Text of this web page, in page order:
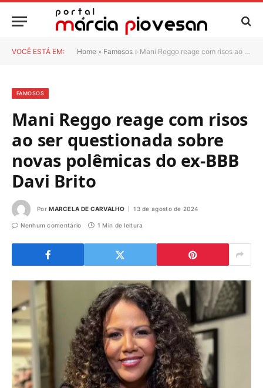
VOCÊ ESTÁ EM: Home » Famosos » Mani Reggo reage com risos ao ser questionada sobre novas polêmicas do ex-BBB Davi Brito
FAMOSOS
Mani Reggo reage com risos
ao ser questionada sobre
novas polêmicas do ex-BBB
Davi Brito
Por MARCELA DE CARVALHO 13 de agosto de 2024
Nenhum comentário 1 Min de leitura